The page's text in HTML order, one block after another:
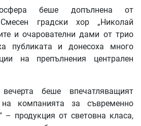
беше допълнена от
градски хор „Николай
и очарователни дами от трио
публиката и донесоха много
на препълнения централен
беше впечатляващият
на компанията за съвременно
– продукция от световна класа,